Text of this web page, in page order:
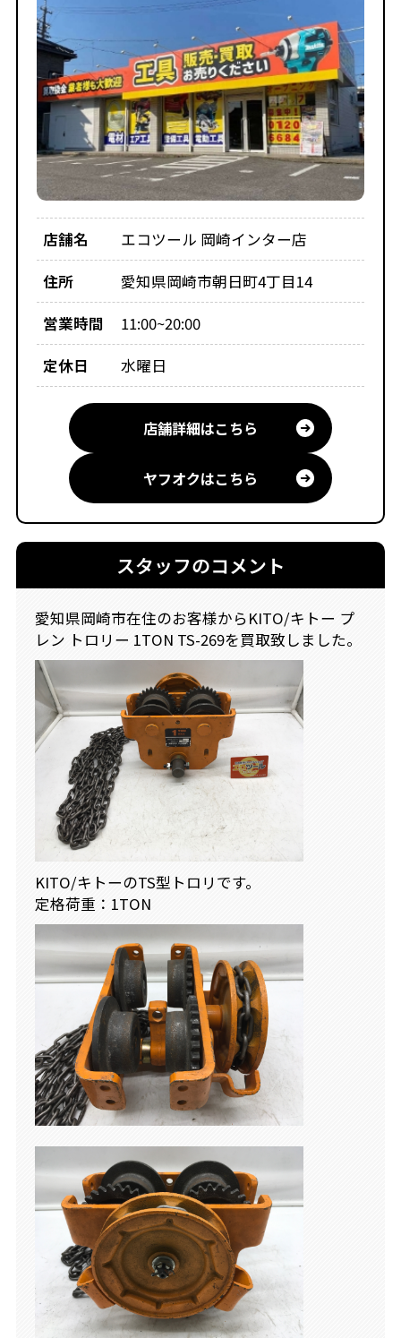
店舗名
エコツール 岡崎インター店
住所
愛知県岡崎市朝日町4丁目14
営業時間
11:00~20:00
定休日
水曜日
店舗詳細はこちら
ヤフオクはこちら
スタッフのコメント
愛知県岡崎市在住のお客様からKITO/キトー プ
レン トロリー 1TON TS-269を買取致しました。
KITO/キトーのTS型トロリです。
定格荷重：1TON